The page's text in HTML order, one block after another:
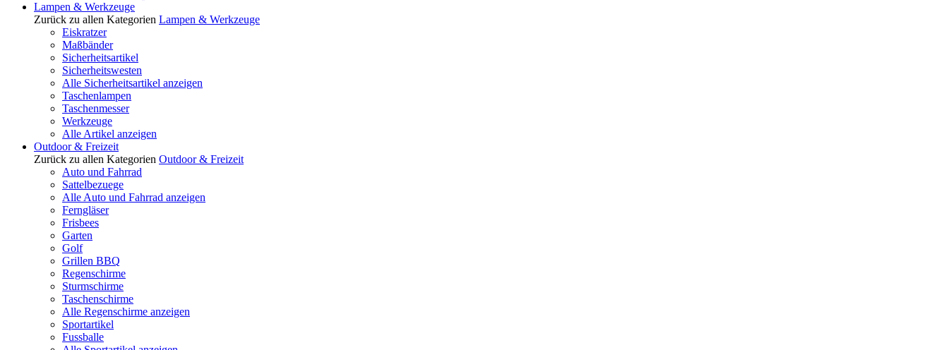
Lampen & Werkzeuge
Zurück zu allen Kategorien Lampen & Werkzeuge
Eiskratzer
Maßbänder
Sicherheitsartikel
Sicherheitswesten
Alle Sicherheitsartikel anzeigen
Taschenlampen
Taschenmesser
Werkzeuge
Alle Artikel anzeigen
Outdoor & Freizeit
Zurück zu allen Kategorien Outdoor & Freizeit
Auto und Fahrrad
Sattelbezuege
Alle Auto und Fahrrad anzeigen
Ferngläser
Frisbees
Garten
Golf
Grillen BBQ
Regenschirme
Sturmschirme
Taschenschirme
Alle Regenschirme anzeigen
Sportartikel
Fussballe